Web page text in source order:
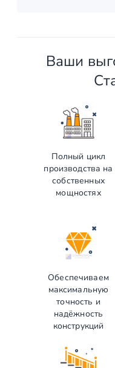
Ваши
Полный цикл
производства на
собственных
мощностях
Обеспечиваем
максимальную
точность и
надёжность
конструкций